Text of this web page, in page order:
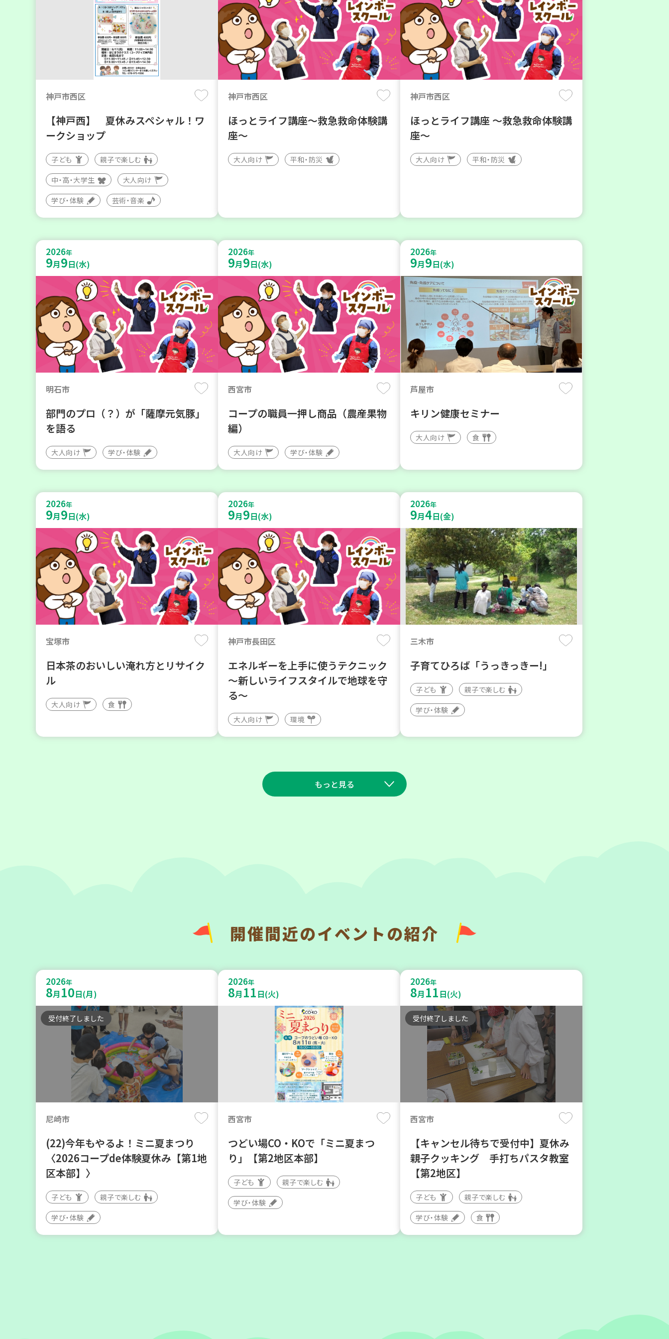
神戸市西区
【神戸西】 夏休みスペシャル！ワ
ークショップ
子ども 親子で楽しむ
中・高・大学生 大人向け
学び・体験 芸術・音楽
神戸市西区
ほっとライフ講座～救急救命体験講
座～
大人向け 平和・防災
神戸市西区
ほっとライフ講座 ～救急救命体験講
座～
大人向け 平和・防災
2026年
9月9日(水)
明石市
部門のプロ（？）が「薩摩元気豚」
を語る
大人向け 学び・体験
2026年
9月9日(水)
西宮市
コープの職員一押し商品（農産果物
編）
大人向け 学び・体験
2026年
9月9日(水)
芦屋市
キリン健康セミナー
大人向け 食
2026年
9月9日(水)
宝塚市
日本茶のおいしい淹れ方とリサイク
ル
大人向け 食
2026年
9月9日(水)
神戸市長田区
エネルギーを上手に使うテクニック
～新しいライフスタイルで地球を守
る～
大人向け 環境
2026年
9月4日(金)
三木市
子育てひろば「うっきっきー!」
子ども 親子で楽しむ
学び・体験
もっと見る
け合いの会相談会【第4地区】
大人向け
カフェ・つどい場
西宮市
チャレンジ！ローリングストック ～
いつもの食材で備えよう～
大人向け 平和・防災
明石市
2026年８月度 「子育てひろば」
のご案内 ～明石から高砂エリア
～ 【第6地区】
子ども 親子で楽しむ
学び・体験
9 7
川西市
10 31
神戸市西区
2026 年
8 21
加古川市
開催間近のイベントの紹介
2026年
8月 10日(月)
受付終了しました
尼崎市
(22)今年もやるよ！ミニ夏まつり
〈2026コープde体験夏休み【第1地
区本部】〉
子ども 親子で楽しむ
学び・体験
2026年
8月 11日(火)
西宮市
つどい場CO・KOで「ミニ夏まつ
り」【第2地区本部】
子ども 親子で楽しむ
学び・体験
2026年
8月 11日(火)
受付終了しました
西宮市
【キャンセル待ちで受付中】夏休み
親子クッキング 手打ちパスタ教室
【第2地区】
子ども 親子で楽しむ
学び・体験 食